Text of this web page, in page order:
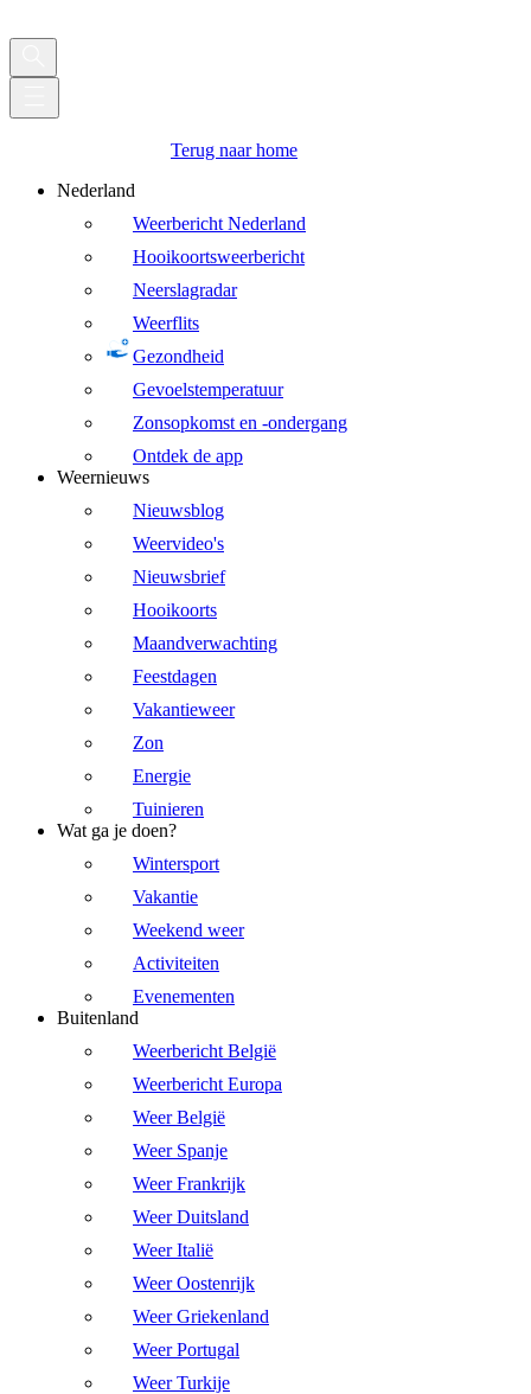
Terug naar home
Nederland
Weerbericht Nederland
Hooikoortsweerbericht
Neerslagradar
Weerflits
Gezondheid
Gevoelstemperatuur
Zonsopkomst en -ondergang
Ontdek de app
Weernieuws
Nieuwsblog
Weervideo's
Nieuwsbrief
Hooikoorts
Maandverwachting
Feestdagen
Vakantieweer
Zon
Energie
Tuinieren
Wat ga je doen?
Wintersport
Vakantie
Weekend weer
Activiteiten
Evenementen
Buitenland
Weerbericht België
Weerbericht Europa
Weer België
Weer Spanje
Weer Frankrijk
Weer Duitsland
Weer Italië
Weer Oostenrijk
Weer Griekenland
Weer Portugal
Weer Turkije